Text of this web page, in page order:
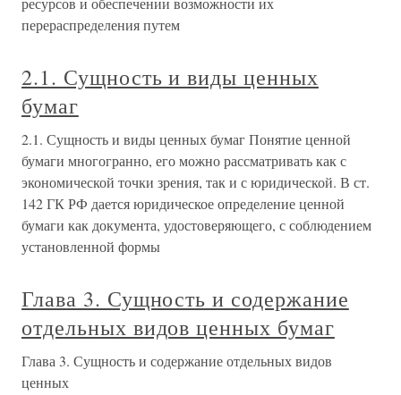
перераспределения путем
2.1. Сущность и виды ценных
бумаг
2.1. Сущность и виды ценных бумаг Понятие ценной
бумаги многогранно, его можно рассматривать как с
экономической точки зрения, так и с юридической. В ст.
142 ГК РФ дается юридическое определение ценной
бумаги как документа, удостоверяющего, с соблюдением
установленной формы
Глава 3. Сущность и содержание
отдельных видов ценных бумаг
Глава 3. Сущность и содержание отдельных видов
ценных